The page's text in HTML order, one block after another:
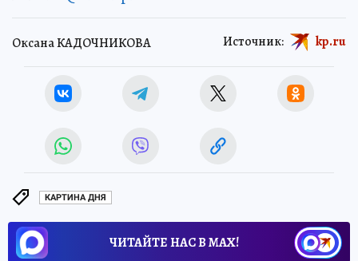
Оксана КАДОЧНИКОВА Источник: kp.ru
КАРТИНА ДНЯ
ЧИТАЙТЕ НАС В МАХ!